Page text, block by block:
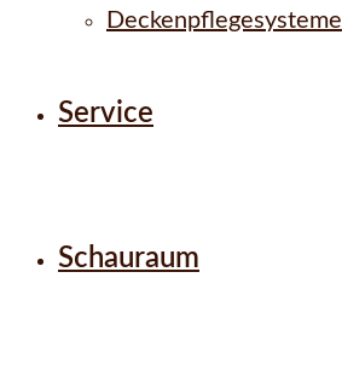
Deckenpflegesysteme
Service
Schauraum